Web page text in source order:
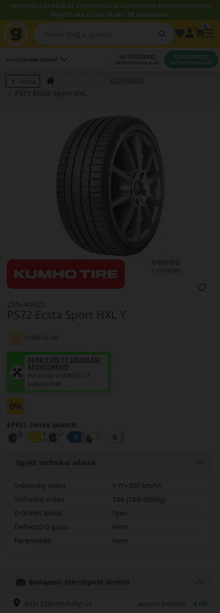
Használja a LENDÜLET kuponkódot és szereltessen kedvezményesen!
Még 55 nap 22 óra 24 perc 57 másodperc.
LEGKÖZELEBBI SZERVIZ AUTÓSZERVIZ
IDŐPONTFOGLALÁS
GUMISZERVIZ
IDŐPONTFOGLALÁS
Vissza
255/40R20
0 értékelés
PS72 Ecsta Sport HXL Y
255/40R20
NYÁRI GUMI
AKÁR 5.000 FT SZERELÉSI
KEDVEZMÉNY!
Használja a LENDÜLET
kuponkódot!
0%
EPREL cimke adatok:
Egyéb technikai adatok
Sebesség index
Y (Y=300 km/h)
Terhelési index
104 (104=900kg)
Erősített kivitel
Igen
Defekttűrő gumi
Nem
Peremvédő
Nem
Budapesti szervizpont átvétel
AKH Szentmihályi út azonnal átvehető: 4 db